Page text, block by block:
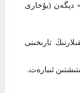
دېگەن (بۇخارى
تارىخىنى
ئىبارەت.